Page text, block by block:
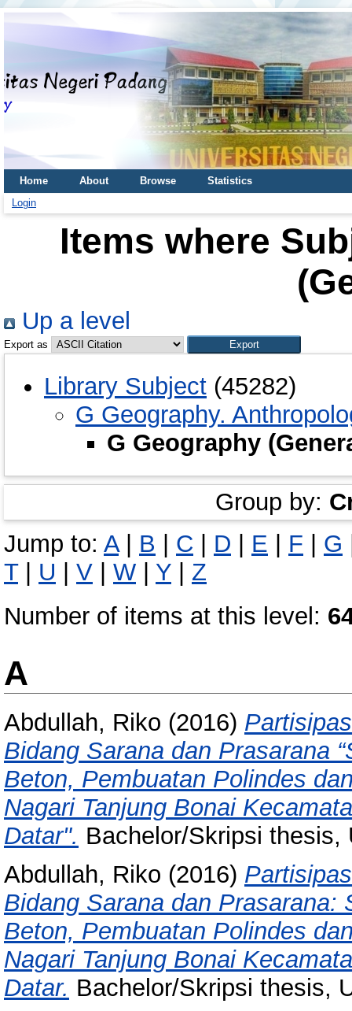
Home About Browse
Statistics
Login
Items where
Up a level
Export as
Library Subject (45282)
G Geography.
G Geography
Group by:
Jump to: A| B | C | D | E | F | G
T| U | V | W | Y | Z
Number of items at this level:
A
Abdullah, Riko (2016)
Bidang Sarana dan Prasarana
Beton, Pembuatan Polindes
Nagari Tanjung Bonai
Datar". Bachelor/Skripsi thesis,
Abdullah, Riko (2016)
Bidang Sarana dan Prasarana:
Beton, Pembuatan Polindes
Nagari Tanjung Bonai
Datar. Bachelor/Skripsi thesis,